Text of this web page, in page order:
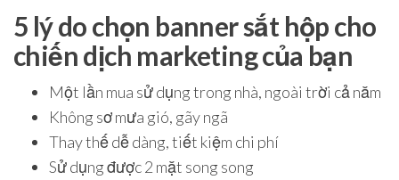
5 lý do chọn banner sắt hộp cho
chiến dịch marketing của bạn
Một lần mua sử dụng trong nhà, ngoài trời cả năm
Không sơ mưa gió, gãy ngã
Thay thế dễ dàng, tiết kiệm chi phí
Sử dụng được 2 mặt song song